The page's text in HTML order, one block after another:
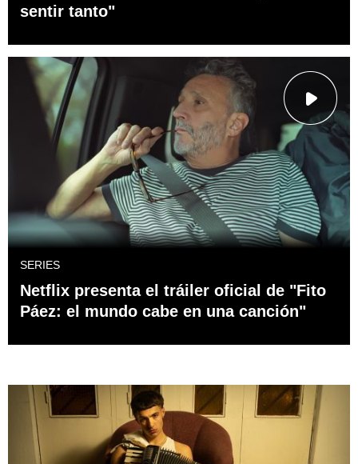
sentir tanto"
SERIES
Netflix presenta el tráiler oficial de "Fito
Páez: el mundo cabe en una canción"